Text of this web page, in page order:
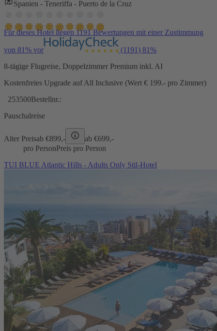
Spanien - Teneriffa - Puerto de la Cruz
Für dieses Hotel liegen 1191 Bewertungen mit einer Zustimmung
von 81% vor (1191) 81%
8-tägige Flugreise, Doppelzimmer Premium inkl. AI
Kostenfreies Upgrade auf All Inclusive (Wert € 199.- pro Zimmer)
253500Bestellnr.:
Pauschalreise
Alter Preisab €899,- ab €699,-
pro PersonPreis pro Person
TUI BLUE Atlantic Hills - Adults Only Stil-Hotel